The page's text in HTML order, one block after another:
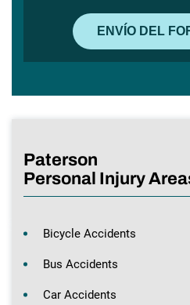
Paterson
Personal Injury
Bicycle Accidents
Bus Accidents
Car Accidents